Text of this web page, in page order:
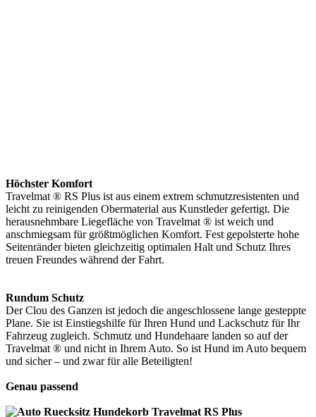
Höchster Komfort
Travelmat ® RS Plus ist aus einem extrem schmutzresistenten und
leicht zu reinigenden Obermaterial aus Kunstleder gefertigt. Die
herausnehmbare Liegefläche von Travelmat ® ist weich und
anschmiegsam für größtmöglichen Komfort. Fest gepolsterte hohe
Seitenränder bieten gleichzeitig optimalen Halt und Schutz Ihres
treuen Freundes während der Fahrt.
Rundum Schutz
Der Clou des Ganzen ist jedoch die angeschlossene lange gesteppte
Plane. Sie ist Einstiegshilfe für Ihren Hund und Lackschutz für Ihr
Fahrzeug zugleich. Schmutz und Hundehaare landen so auf der
Travelmat ® und nicht in Ihrem Auto. So ist Hund im Auto bequem
und sicher – und zwar für alle Beteiligten!
Genau passend